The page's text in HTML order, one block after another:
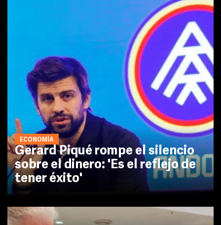
ECONOMÍA
Gerard Piqué rompe el silencio
sobre el dinero: 'Es el reflejo de
tener éxito'